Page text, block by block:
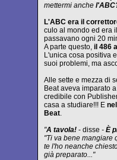
mettermi anche
L'ABC era il
culo al mondo ed era
passavano ogni 20
A parte questo, il 486
L'unica cosa positiva
suoi problemi, ma
Alle sette e mezza di
Beat aveva imparato
credibile con
casa a studiare!!! E
Beat.
"A tavola! - disse - È
"Ti va bene mangiare
te l'ho neanche
già preparato..."